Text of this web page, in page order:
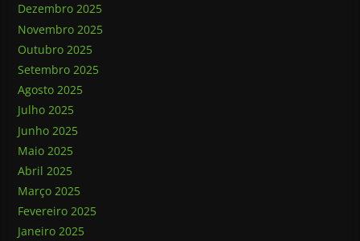
Dezembro 2025
Novembro 2025
Outubro 2025
Setembro 2025
Agosto 2025
Julho 2025
Junho 2025
Maio 2025
Abril 2025
Março 2025
Fevereiro 2025
Janeiro 2025